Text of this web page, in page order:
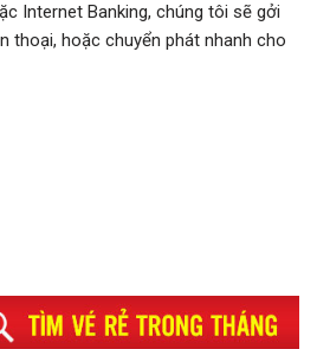
Internet Banking, chúng tôi sẽ gởi
thoại, hoặc chuyển phát nhanh cho